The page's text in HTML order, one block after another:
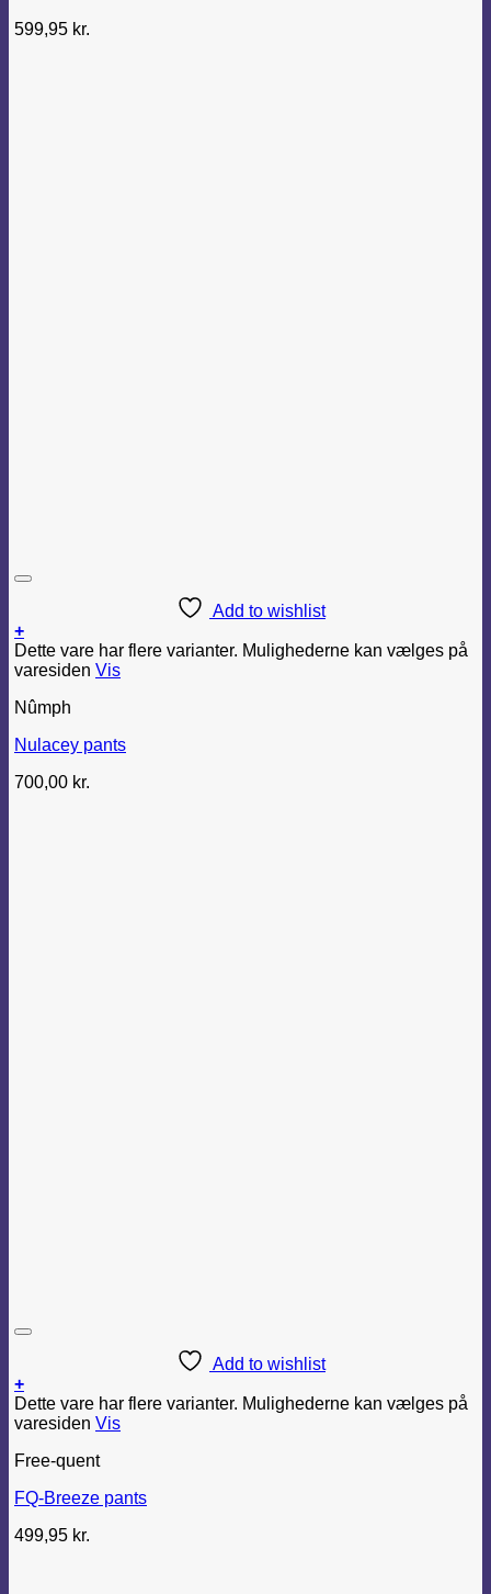
599,95 kr.
Add to wishlist
+
Dette vare har flere varianter. Mulighederne kan vælges på
varesiden Vis
Nûmph
Nulacey pants
700,00 kr.
Add to wishlist
+
Dette vare har flere varianter. Mulighederne kan vælges på
varesiden Vis
Free-quent
FQ-Breeze pants
499,95 kr.